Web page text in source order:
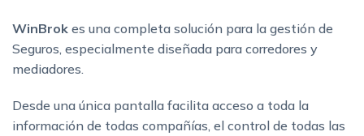
WinBrok es una completa solución para la gestión de
Seguros, especialmente diseñada para corredores y
mediadores.
Desde una única pantalla facilita acceso a toda la
información de todas compañías, el control de todas las